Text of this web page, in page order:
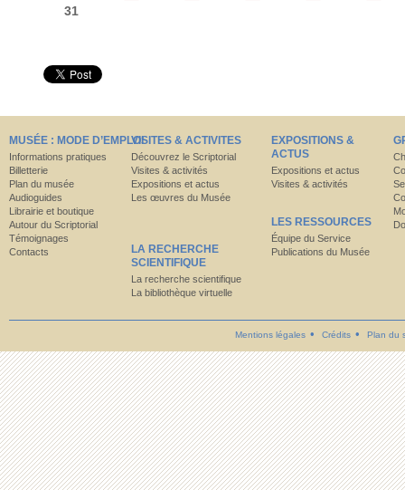
31
MUSÉE : MODE D’EMPLOI
Informations pratiques
Billetterie
Plan du musée
Audioguides
Librairie et boutique
Autour du Scriptorial
Témoignages
Contacts
VISITES & ACTIVITES
Découvrez le Scriptorial
Visites & activités
Expositions et actus
Les œuvres du Musée
LA RECHERCHE
SCIENTIFIQUE
La recherche scientifique
La bibliothèque virtuelle
EXPOSITIONS &
ACTUS
Expositions et actus
Visites & activités
LES RESSOURCES
Équipe du Service
Publications du Musée
Mentions légales Crédits Plan du